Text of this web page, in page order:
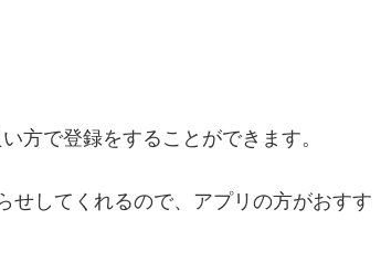
方で登録をすることができます。
せしてくれるので、アプリの方がおすす